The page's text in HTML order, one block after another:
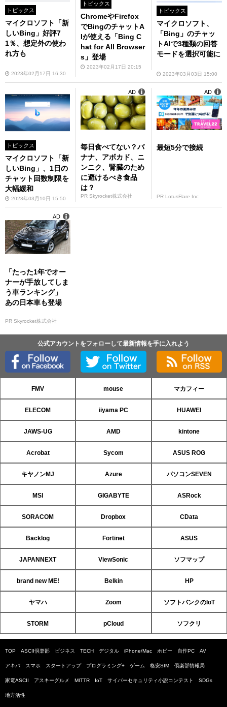
トピックス
マイクロソフト「新
しいBing」好評7
1％、想定外の使わ
れ方も
2023年02月17日 16:30
トピックス
ChromeやFirefox
でBingのチャットA
Iが使える「Bing C
hat for All Browser
s」登場
2023年02月17日 20:15
トピックス
マイクロソフト、
「Bing」のチャッ
トAIで3種類の回答
モードを選択可能に
2023年03月03日 15:00
トピックス
マイクロソフト「新
しいBing」、1日の
チャット回数制限を
大幅緩和
2023年03月10日 15:50
毎日食べてない？バ
ナナ、アボカド、ニ
ンニク、腎臓のため
に避けるべき食品
は？
PR Skyrocket株式会社
AD
最短5分で接続
PR LotusFlare Inc
AD
「たった1年でオー
ナーが手放してしま
う車ランキング」
あの日本車も登場
PR Skyrocket株式会社
AD
公式アカウントをフォローして最新情報を手に入れよう
FMV mouse マカフィー
ELECOM iiyama PC HUAWEI
JAWS-UG AMD kintone
Acrobat Sycom ASUS ROG
キヤノンMJ Azure パソコンSEVEN
MSI GIGABYTE ASRock
SORACOM Dropbox CData
Backlog Fortinet ASUS
JAPANNEXT ViewSonic ソフマップ
brand new ME! Belkin HP
ヤマハ Zoom ソフトバンクのIoT
STORM pCloud ソフクリ
TOP ASCII倶楽部 ビジネス TECH デジタル iPhone/Mac ホビー 自作PC AV
アキバ スマホ スタートアップ プログラミング+ ゲーム 格安SIM 倶楽部情報局
家電ASCII アスキーグルメ MITTR IoT サイバーセキュリティ小説コンテスト SDGs
地方活性